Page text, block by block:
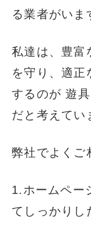
る業者がいま
私達は、豊富
を守り、適正
するのが 遊
だと考えてい
弊社でよくご
1.ホームペー
てしっかりし